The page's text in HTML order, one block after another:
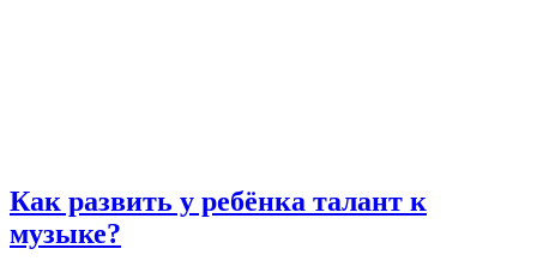
Как развить у ребёнка талант к
музыке?